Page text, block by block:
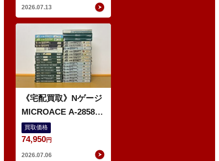
などの鉄道模型
2026.07.13
《宅配買取》Nゲージ
MICROACE A-2858
京阪8000系 新塗装 な
どの鉄道模型
買取価格
74,950円
2026.07.06